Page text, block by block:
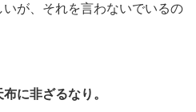
が、それを言わないでいるの
に非ざるなり。